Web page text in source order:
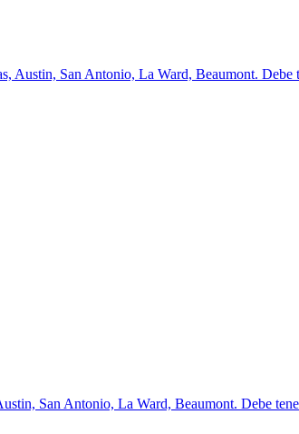
Austin, San Antonio, La Ward, Beaumont. Debe
San Antonio, La Ward, Beaumont. Debe